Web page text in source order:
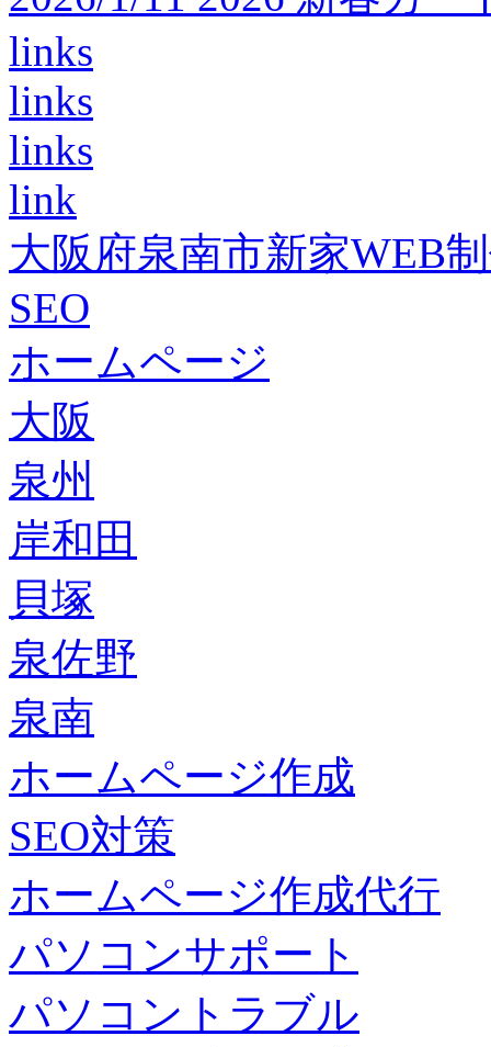
links
links
links
link
大阪府泉南市新家WEB
SEO
ホームページ
大阪
泉州
岸和田
貝塚
泉佐野
泉南
ホームページ作成
SEO対策
ホームページ作成代行
パソコンサポート
パソコントラブル